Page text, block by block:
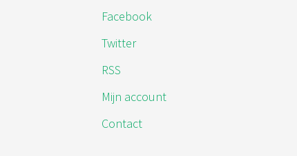
Facebook
Twitter
RSS
Mijn account
Contact